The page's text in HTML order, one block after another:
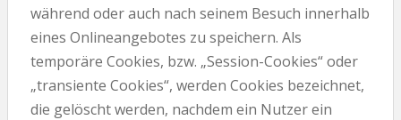
während oder auch nach seinem Besuch innerhalb
eines Onlineangebotes zu speichern. Als
temporäre Cookies, bzw. „Session-Cookies“ oder
„transiente Cookies“, werden Cookies bezeichnet,
die gelöscht werden, nachdem ein Nutzer ein